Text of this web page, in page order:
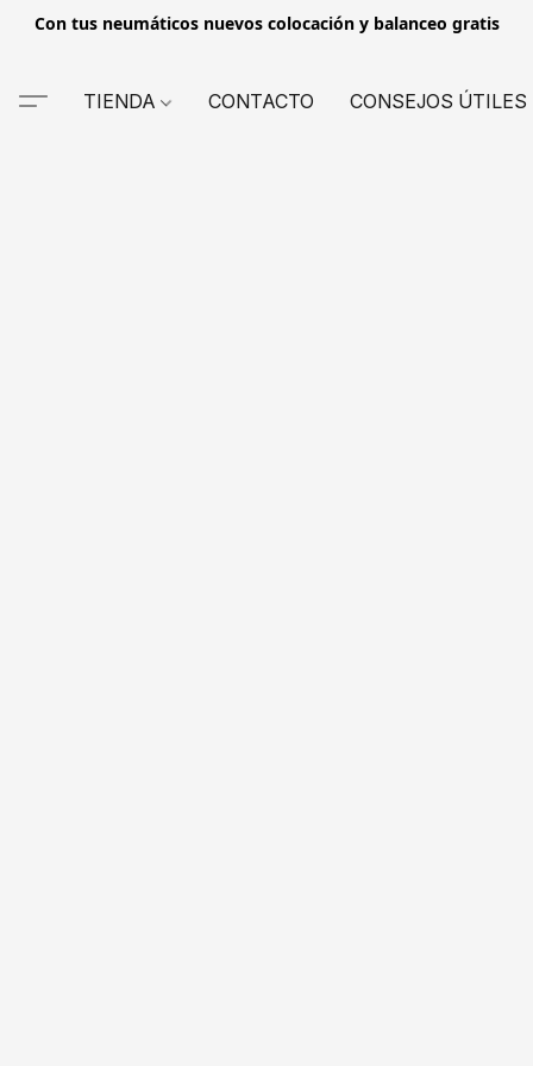
Con tus neumáticos nuevos colocación y balanceo gratis
TIENDA CONTACTO CONSEJOS ÚTILES